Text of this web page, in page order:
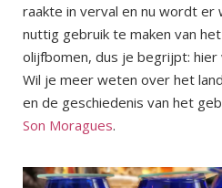
raakte in verval en nu wordt
nuttig gebruik te maken van het
olijfbomen, dus je begrijpt:
Wil je meer weten over het
en de geschiedenis van het
Son Moragues.